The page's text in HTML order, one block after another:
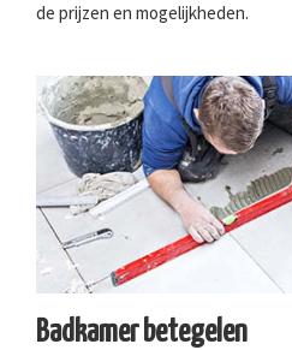
de prijzen en mogelijkheden.
Badkamer betegelen